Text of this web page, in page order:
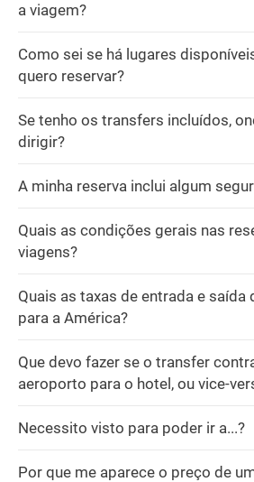
a viagem?
Como sei se há lugares
quero reservar?
Se tenho os transfers incluídos,
dirigir?
A minha reserva inclui algum
Quais as condições gerais nas
viagens?
Quais as taxas de entrada e saída
para a América?
Que devo fazer se o transfer
aeroporto para o hotel, ou vice-
Necessito visto para poder ir a...?
Por que me aparece o preço de